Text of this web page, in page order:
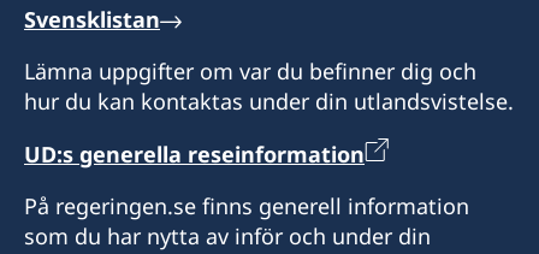
Svensklistan
Lämna uppgifter om var du befinner dig och
hur du kan kontaktas under din utlandsvistelse.
UD:s generella reseinformation
På regeringen.se finns generell information
som du har nytta av inför och under din